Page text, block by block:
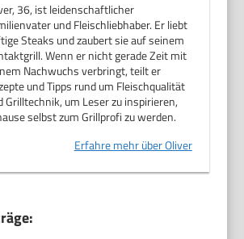
36, ist leidenschaftlicher
und Fleischliebhaber. Er liebt
Steaks und zaubert sie auf seinem
Wenn er nicht gerade Zeit mit
Nachwuchs verbringt, teilt er
und Tipps rund um Fleischqualität
Grilltechnik, um Leser zu inspirieren,
selbst zum Grillprofi zu werden.
Erfahre mehr über Oliver